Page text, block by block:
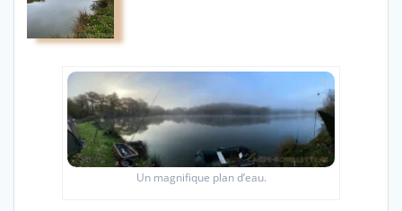
Un magnifique plan d’eau.